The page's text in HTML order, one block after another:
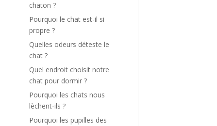
chaton ?
Pourquoi le chat est-il si
propre ?
Quelles odeurs déteste le
chat ?
Quel endroit choisit notre
chat pour dormir ?
Pourquoi les chats nous
lèchent-ils ?
Pourquoi les pupilles des